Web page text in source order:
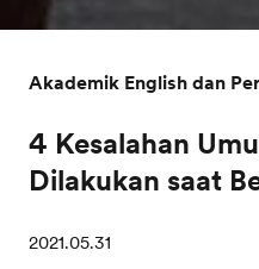
Akademik English dan
4 Kesalahan
Dilakukan saat
2021.05.31